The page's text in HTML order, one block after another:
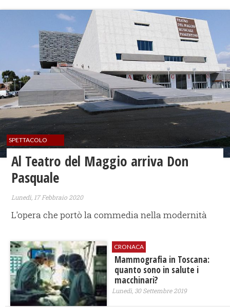
SPETTACOLO
Al Teatro del Maggio arriva Don
Pasquale
Lunedì, 17 Febbraio 2020
L'opera che portò la commedia nella modernità
CRONACA
Mammografia in Toscana:
quanto sono in salute i
macchinari?
Lunedì, 30 Settembre 2019